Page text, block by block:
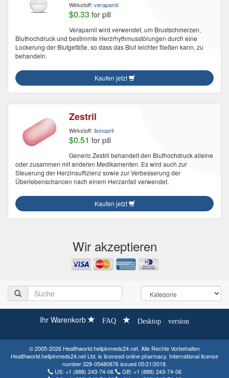
Wirkstoff: verapamil
$0.33 for pill
Verapamil wird verwendet, um Brustschmerzen,
Bluthochdruck und bestimmte Herzrhythmusstörungen durch eine
Lockerung der Blutgefäße, so dass das Blut leichter fließen kann, zu
behandeln.
Kaufen jetzt
Zestril
Wirkstoff: lisinopril
$0.51 for pill
Generic Zestril behandelt den Bluthochdruck alleine
oder zusammen mit anderen Medikamenten. Es wird auch zur
Steuerung der Herzinsuffizienz sowie zur Verbesserung der
Überlebenschancen nach einem Herzanfall verwendet.
Kaufen jetzt
Wir akzeptieren
Ihr Warenkorb FAQ Desktop version
© 2005-2026 Healthworld.hellpinmeds24.net. Alle Rechte Vorbehalten
Healthworld.hellpinmeds24.net Ltd. is licensed online pharmacy. International license
number 328-05480876 issued 05/21/2018.
US: +1 (888) 243-74-06 GB: +1 (888) 243-74-06